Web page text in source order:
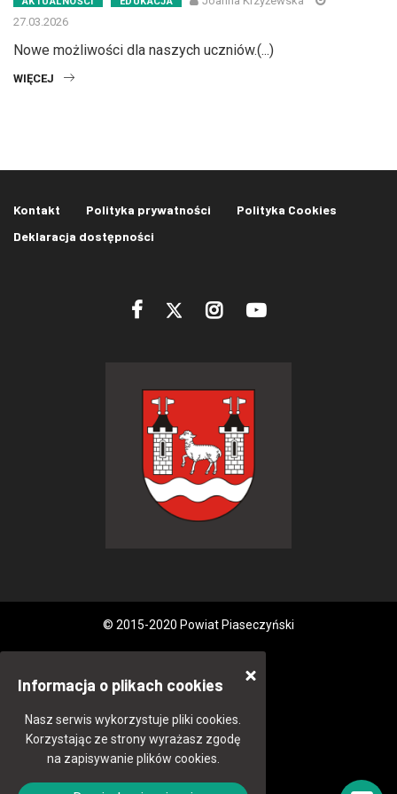
27.03.2026
Nowe możliwości dla naszych uczniów.(...)
WIĘCEJ
Kontakt Polityka prywatności
Polityka Cookies
Deklaracja dostępności
© 2015-2020 Powiat Piaseczyński
Informacja o plikach cookies
Nasz serwis wykorzystuje pliki cookies.
Korzystając ze strony wyrażasz zgodę
na zapisywanie plików cookies.